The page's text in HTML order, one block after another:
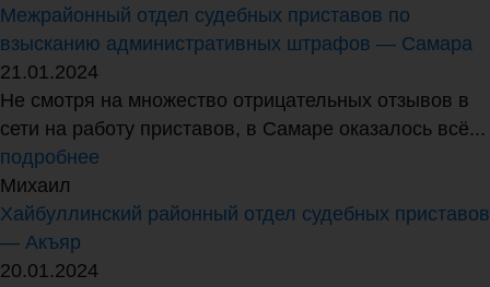
Межрайонный отдел судебных приставов по
взысканию административных штрафов — Самара
21.01.2024
Не смотря на множество отрицательных отзывов в
сети на работу приставов, в Самаре оказалось всё...
подробнее
Михаил
Хайбуллинский районный отдел судебных приставов
— Акъяр
20.01.2024